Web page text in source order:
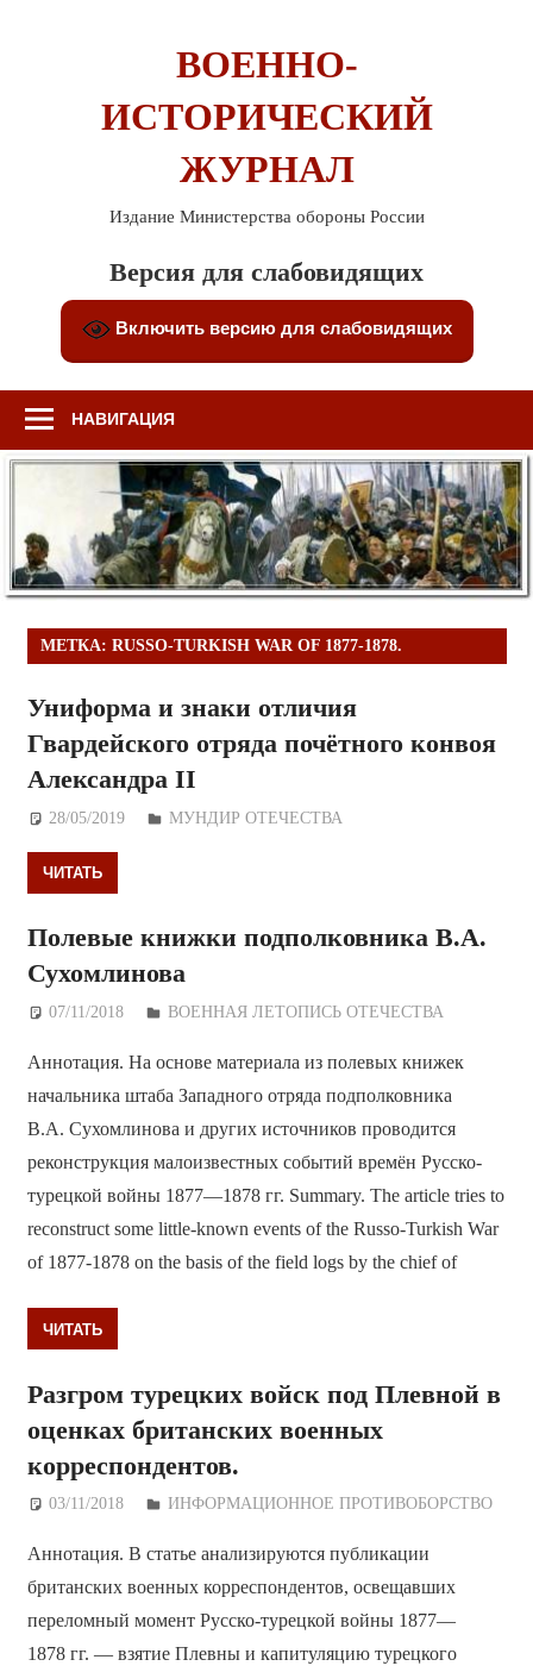
ВОЕННО-
ИСТОРИЧЕСКИЙ
ЖУРНАЛ
Издание Министерства обороны России
Версия для слабовидящих
Включить версию для слабовидящих
НАВИГАЦИЯ
МЕТКА: RUSSO-TURKISH WAR OF 1877-1878.
Униформа и знаки отличия
Гвардейского отряда почётного конвоя
Александра II
28/05/2019 Дежурный по Редакции
МУНДИР ОТЕЧЕСТВА
ЧИТАТЬ
Полевые книжки подполковника В.А.
Сухомлинова
07/11/2018 Дежурный по Редакции
ВОЕННАЯ ЛЕТОПИСЬ ОТЕЧЕСТВА
Аннотация. На основе материала из полевых книжек
начальника штаба Западного отряда подполковника
В.А. Сухомлинова и других источников проводится
реконструкция малоизвестных событий времён Русско-
турецкой войны 1877—1878 гг. Summary. The article tries to
reconstruct some little-known events of the Russo-Turkish War
of 1877-1878 on the basis of the field logs by the chief of
ЧИТАТЬ
Разгром турецких войск под Плевной в
оценках британских военных
корреспондентов.
03/11/2018 Дежурный по Редакции
ИНФОРМАЦИОННОЕ ПРОТИВОБОРСТВО
Аннотация. В статье анализируются публикации
британских военных корреспондентов, освещавших
переломный момент Русско-турецкой войны 1877—
1878 гг. — взятие Плевны и капитуляцию турецкого